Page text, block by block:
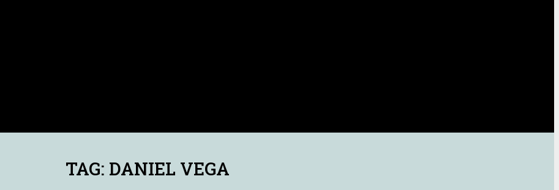
TAG: DANIEL VEGA